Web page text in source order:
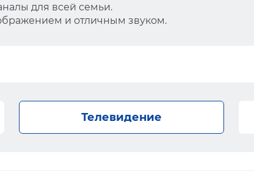
для всей семьи.
и отличным звуком.
Телевидение